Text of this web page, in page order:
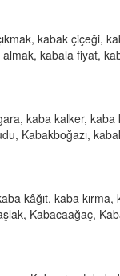
kabak çiçeği,
kabala fiyat,
kaba kalker,
Kabakboğazı,
kâğıt, kaba
Kabacaağaç,